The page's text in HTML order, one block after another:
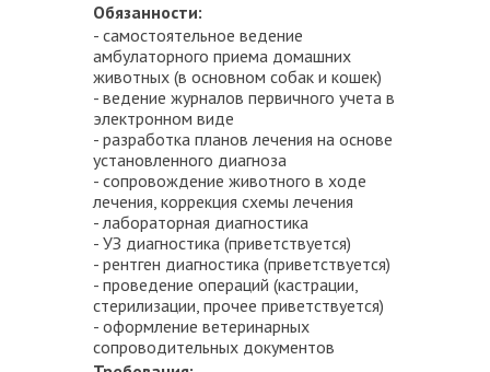
Обязанности:
- самостоятельное ведение
амбулаторного приема домашних
животных (в основном собак и кошек)
- ведение журналов первичного учета в
электронном виде
- разработка планов лечения на основе
установленного диагноза
- сопровождение животного в ходе
лечения, коррекция схемы лечения
- лабораторная диагностика
- УЗ диагностика (приветствуется)
- рентген диагностика (приветствуется)
- проведение операций (кастрации,
стерилизации, прочее приветствуется)
- оформление ветеринарных
сопроводительных документов